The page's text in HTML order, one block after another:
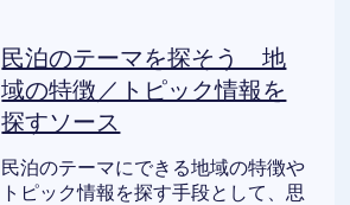
民泊のテーマを探そう 地
域の特徴／トピック情報を
探すソース
民泊のテーマにできる地域の特徴や
トピック情報を探す手段として、思